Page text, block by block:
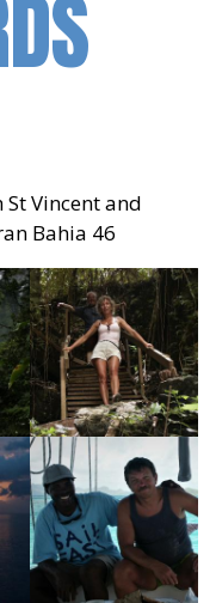
Vincent and
Bahia 46